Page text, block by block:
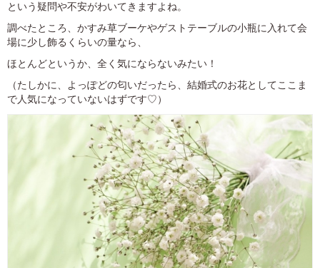
という疑問や不安がわいてきますよね。
調べたところ、かすみ草ブーケやゲストテーブルの小瓶に入れて会
場に少し飾るくらいの量なら、
ほとんどというか、全く気にならないみたい！
（たしかに、よっぽどの匂いだったら、結婚式のお花としてここま
で人気になっていないはずです♡）